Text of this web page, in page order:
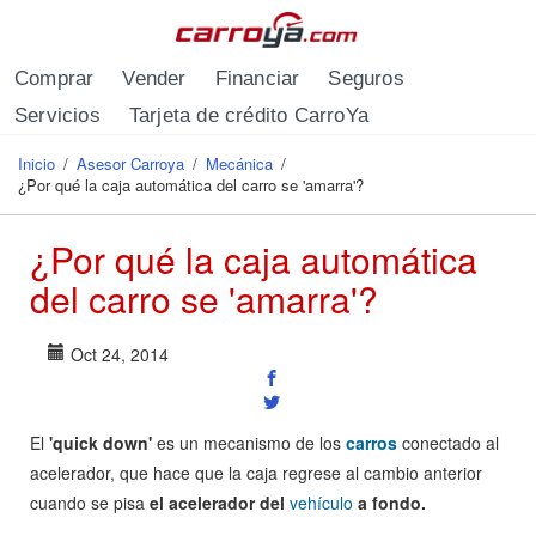
Comprar Vender Financiar
Seguros
Servicios
Tarjeta de crédito CarroYa
Se encuentra usted aquí
Inicio / Asesor Carroya / Mecánica /
¿Por qué la caja automática del carro se 'amarra'?
¿Por qué la caja automática
del carro se 'amarra'?
Oct 24, 2014
El 'quick down' es un mecanismo de los carros conectado al
acelerador, que hace que la caja regrese al cambio anterior
cuando se pisa el acelerador del vehículo a fondo.